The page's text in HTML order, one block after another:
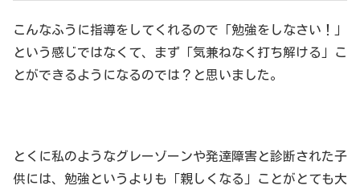
こんなふうに指導をしてくれるので「勉強をしなさい！」
という感じではなくて、まず「気兼ねなく打ち解ける」こ
とができるようになるのでは？と思いました。
とくに私のようなグレーゾーンや発達障害と診断された子
供には、勉強というよりも「親しくなる」ことがとても大